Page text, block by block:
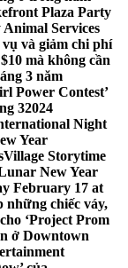
Plaza Party
Services
và giảm chi phí
mà không cần
3 năm
Power Contest’
32024
Night
Year
Village Storytime
New Year
February 17 at
những chiếc váy,
‘Project Prom
ở Downtown